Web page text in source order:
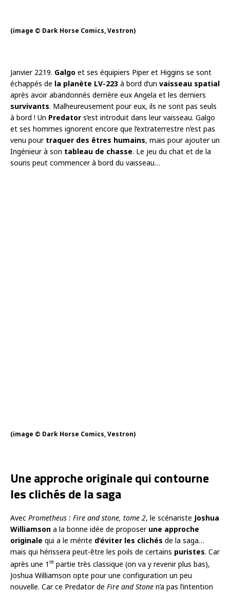
(image © Dark Horse Comics, Vestron)
Janvier 2219. Galgo et ses équipiers Piper et Higgins se sont
échappés de la planète LV-223 à bord d’un vaisseau spatial
après avoir abandonnés derrière eux Angela et les derniers
survivants. Malheureusement pour eux, ils ne sont pas seuls
à bord ! Un Predator s’est introduit dans leur vaisseau. Galgo
et ses hommes ignorent encore que l’extraterrestre n’est pas
venu pour traquer des êtres humains, mais pour ajouter un
Ingénieur à son tableau de chasse. Le jeu du chat et de la
souris peut commencer à bord du vaisseau…
(image © Dark Horse Comics, Vestron)
Une approche originale qui contourne
les clichés de la saga
Avec Prometheus : Fire and stone, tome 2, le scénariste Joshua
Williamson a la bonne idée de proposer une approche
originale qui a le mérite d’éviter les clichés de la saga…
mais qui hérissera peut-être les poils de certains puristes. Car
après une 1 re partie très classique (on va y revenir plus bas),
Joshua Williamson opte pour une configuration un peu
nouvelle. Car ce Predator de Fire and Stone n’a pas l’intention